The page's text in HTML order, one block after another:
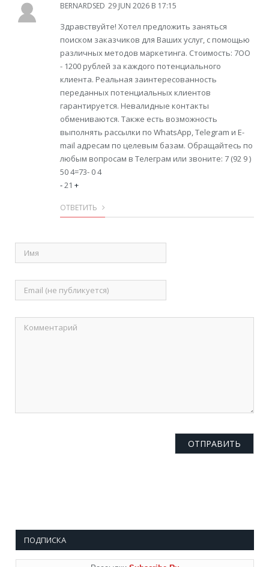
BERNARDSED 29 JUN 2026 В 17:15
Здравствуйте! Хотел предложить заняться
поиском заказчиков для Ваших услуг, с помощью
различных методов маркетинга. Стоимость: 7OO
- 1200 рублей за каждого потенциального
клиента. Реальная заинтересованность
переданных потенциальных клиентов
гарантируется. Невалидные контакты
обмениваются. Также есть возможность
выполнять рассылки по WhatsApp, Telegram и E-
mail адресам по целевым базам. Обращайтесь по
любым вопросам в Телеграм или звоните: 7 (92 9 )
50 4=73- 0 4
-21 +
ОТВЕТИТЬ
ПОДПИСКА